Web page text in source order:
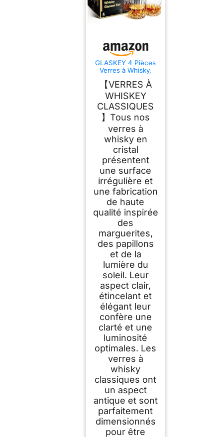
GLASKEY 4 Pièces
Verres à Whisky,
Whiskey en Cristal,
Parfait pour les
Cocktails Rhum
Vodka Scotch Gin
Cognac, Cadeaux
Uniques pour
Hommes et Femmes
【VERRES À
WHISKEY
CLASSIQUES
】Tous nos
verres à
whisky en
cristal
présentent
une surface
irrégulière et
une fabrication
de haute
qualité inspirée
des
marguerites,
des papillons
et de la
lumière du
soleil. Leur
aspect clair,
étincelant et
élégant leur
confère une
clarté et une
luminosité
optimales. Les
verres à
whisky
classiques ont
un aspect
antique et sont
parfaitement
dimensionnés
pour être